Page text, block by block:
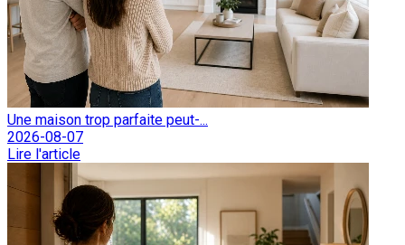
Une maison trop parfaite peut-...
2026-08-07
Lire l'article